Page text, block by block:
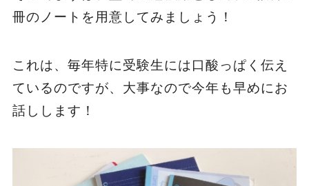
冊のノートを用意してみましょう！
これは、毎年特に受験生には口酸っぱく伝え
ているのですが、大事なので今年も早めにお
話しします！